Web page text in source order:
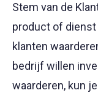
Stem van de
product of
klanten
bedrijf willen
waarderen, kun